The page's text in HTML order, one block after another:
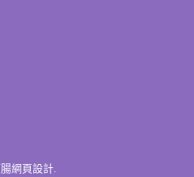
腸網頁設計.